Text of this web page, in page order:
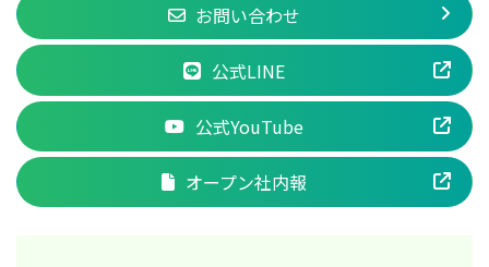
お問い合わせ
公式LINE
公式YouTube
オープン社内報